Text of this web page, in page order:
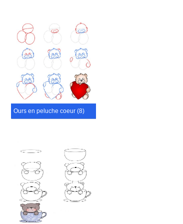
Ours en peluche coeur (8)